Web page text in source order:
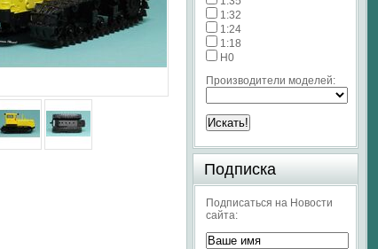
1:32
1:24
1:18
H0
Производители моделей:
Подписка
Подписаться на Новости
сайта: